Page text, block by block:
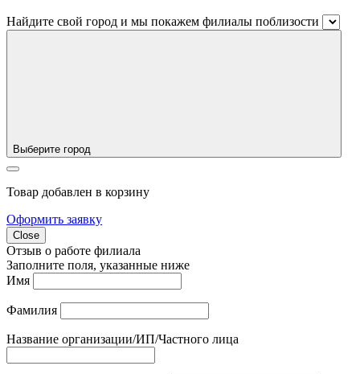
Найдите свой город и мы покажем филиалы поблизости
Выберите город
Товар добавлен в корзину
Оформить заявку
Close
Отзыв о работе филиала
Заполните поля, указанные ниже
Имя
Фамилия
Название организации/ИП/Частного лица